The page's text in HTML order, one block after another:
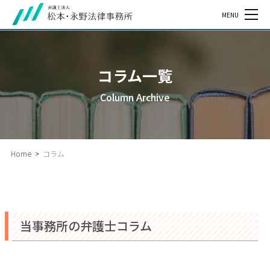
MENU
コラム一覧
Column Archive
Home > コラム
当事務所の弁護士コラム